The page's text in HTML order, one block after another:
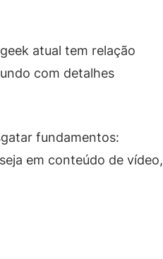
atual tem relação
com detalhes
fundamentos:
em conteúdo de vídeo,